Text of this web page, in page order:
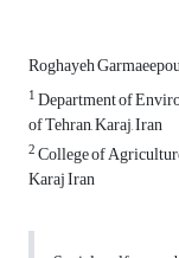
Roghayeh
1Department of
of Tehran, Karaj, Iran
2College of
Karaj Iran